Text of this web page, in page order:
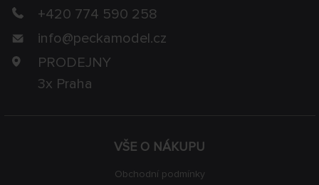
VŠE O NÁKUPU
Obchodní podmínky
+420 774 590 258
info@peckamodel.cz
PRODEJNY
3x Praha